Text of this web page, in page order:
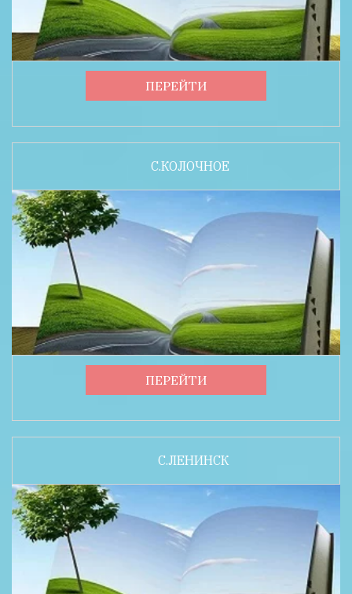
ПЕРЕЙТИ
С.КОЛОЧНОЕ
ПЕРЕЙТИ
С.ЛЕНИНСК